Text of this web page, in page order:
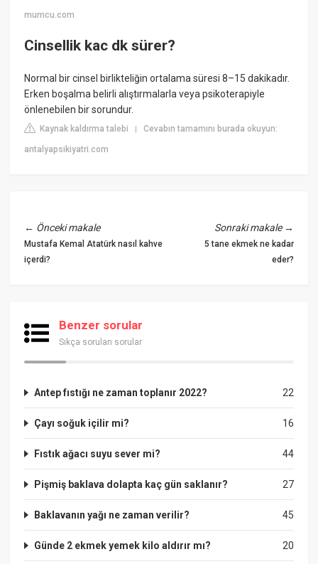
mumcu.com
Cinsellik kac dk sürer?
Normal bir cinsel birlikteliğin ortalama süresi 8–15 dakikadır.
Erken boşalma belirli alıştırmalarla veya psikoterapiyle
önlenebilen bir sorundur.
Kaynak kaldırma talebi |Cevabın tamamını burada okuyun:
antalyapsikiyatri.com
← Önceki makale
Mustafa Kemal Atatürk nasıl kahve
içerdi?
Sonraki makale→
5 tane ekmek ne kadar
eder?
Benzer sorular
Sıkça sorulan sorular
22
Antep fıstığı ne zaman toplanır 2022?
16
Çayı soğuk içilir mi?
44
Fıstık ağacı suyu sever mi?
27
Pişmiş baklava dolapta kaç gün saklanır?
45
Baklavanın yağı ne zaman verilir?
20
Günde 2 ekmek yemek kilo aldırır mı?